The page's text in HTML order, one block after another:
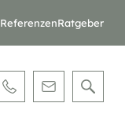
ReferenzenRatgeber